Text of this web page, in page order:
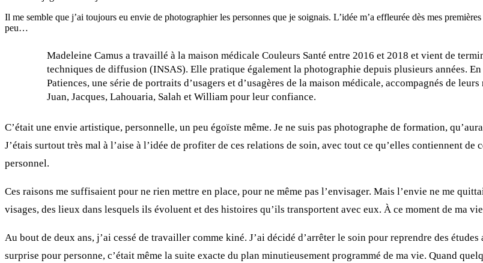
Il me semble que j’ai toujours eu envie de photographier les personnes que je soignais. L’idée m’a effleurée dès mes
peu…
Madeleine Camus a travaillé à la maison médicale Couleurs Santé entre 2016 et 2018 et vient de
techniques de diffusion (INSAS). Elle pratique également la photographie depuis plusieurs années.
Patiences, une série de portraits d’usagers et d’usagères de la maison médicale, accompagnés de
Juan, Jacques, Lahouaria, Salah et William pour leur confiance.
C’était une envie artistique, personnelle, un peu égoïste même. Je ne suis pas photographe de formation,
J’étais surtout très mal à l’aise à l’idée de profiter de ces relations de soin, avec tout ce qu’elles contiennent
personnel.
Ces raisons me suffisaient pour ne rien mettre en place, pour ne même pas l’envisager. Mais l’envie ne me
visages, des lieux dans lesquels ils évoluent et des histoires qu’ils transportent avec eux. À ce moment de ma
Au bout de deux ans, j’ai cessé de travailler comme kiné. J’ai décidé d’arrêter le soin pour reprendre des
surprise pour personne, c’était même la suite exacte du plan minutieusement programmé de ma vie. Quand